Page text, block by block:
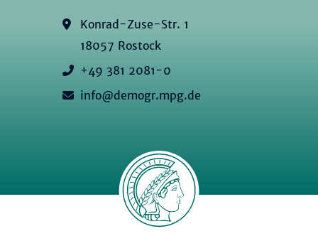
Konrad-Zuse-Str. 1
18057 Rostock
+49 381 2081-0
info@demogr.mpg.de